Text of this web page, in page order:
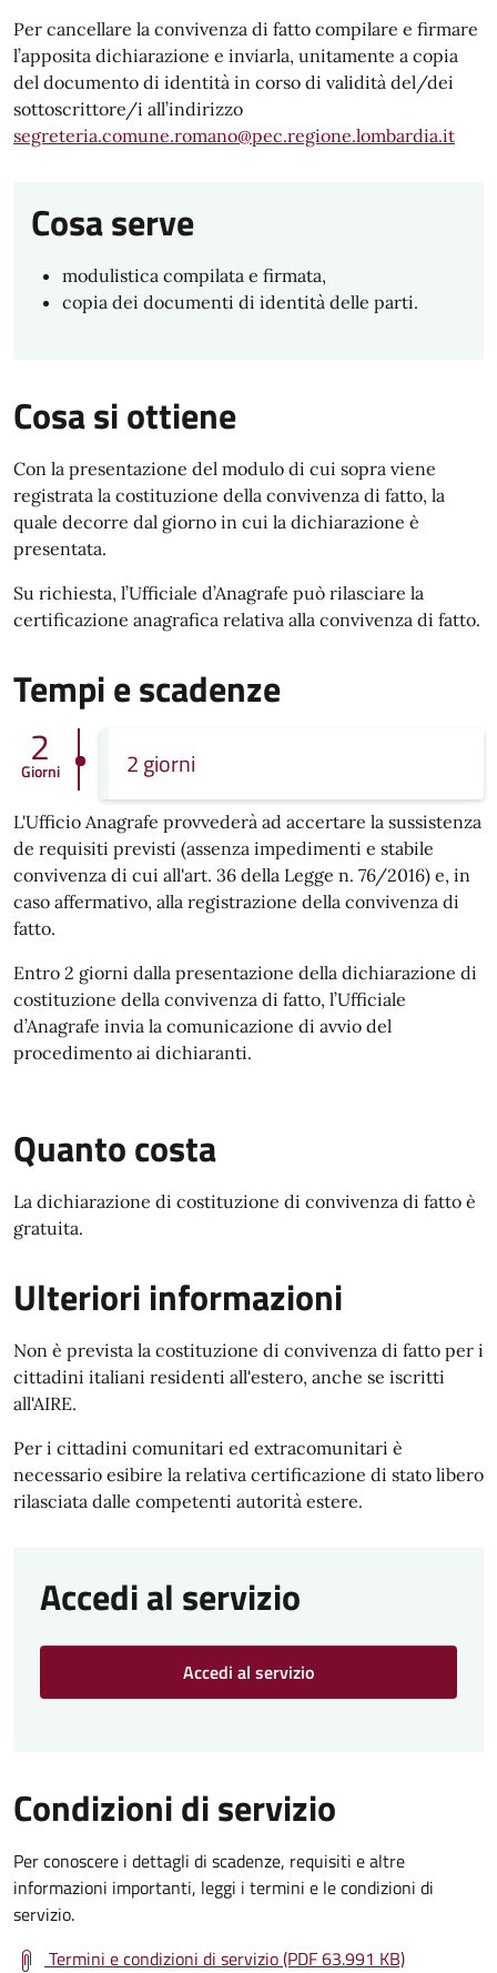
Per cancellare la convivenza di fatto compilare e firmare
l’apposita dichiarazione e inviarla, unitamente a copia
del documento di identità in corso di validità del/dei
sottoscrittore/i all’indirizzo
segreteria.comune.romano@pec.regione.lombardia.it
Cosa serve
modulistica compilata e firmata,
copia dei documenti di identità delle parti.
Cosa si ottiene
Con la presentazione del modulo di cui sopra viene
registrata la costituzione della convivenza di fatto, la
quale decorre dal giorno in cui la dichiarazione è
presentata.
Su richiesta, l’Ufficiale d’Anagrafe può rilasciare la
certificazione anagrafica relativa alla convivenza di fatto.
Tempi e scadenze
2
Giorni 2 giorni
L'Ufficio Anagrafe provvederà ad accertare la sussistenza
de requisiti previsti (assenza impedimenti e stabile
convivenza di cui all'art. 36 della Legge n. 76/2016) e, in
caso affermativo, alla registrazione della convivenza di
fatto.
Entro 2 giorni dalla presentazione della dichiarazione di
costituzione della convivenza di fatto, l’Ufficiale
d’Anagrafe invia la comunicazione di avvio del
procedimento ai dichiaranti.
Quanto costa
La dichiarazione di costituzione di convivenza di fatto è
gratuita.
Ulteriori informazioni
Non è prevista la costituzione di convivenza di fatto per i
cittadini italiani residenti all'estero, anche se iscritti
all'AIRE.
Per i cittadini comunitari ed extracomunitari è
necessario esibire la relativa certificazione di stato libero
rilasciata dalle competenti autorità estere.
Accedi al servizio
Accedi al servizio
Condizioni di servizio
Per conoscere i dettagli di scadenze, requisiti e altre
informazioni importanti, leggi i termini e le condizioni di
servizio.
Termini e condizioni di servizio (PDF 63.991 KB)